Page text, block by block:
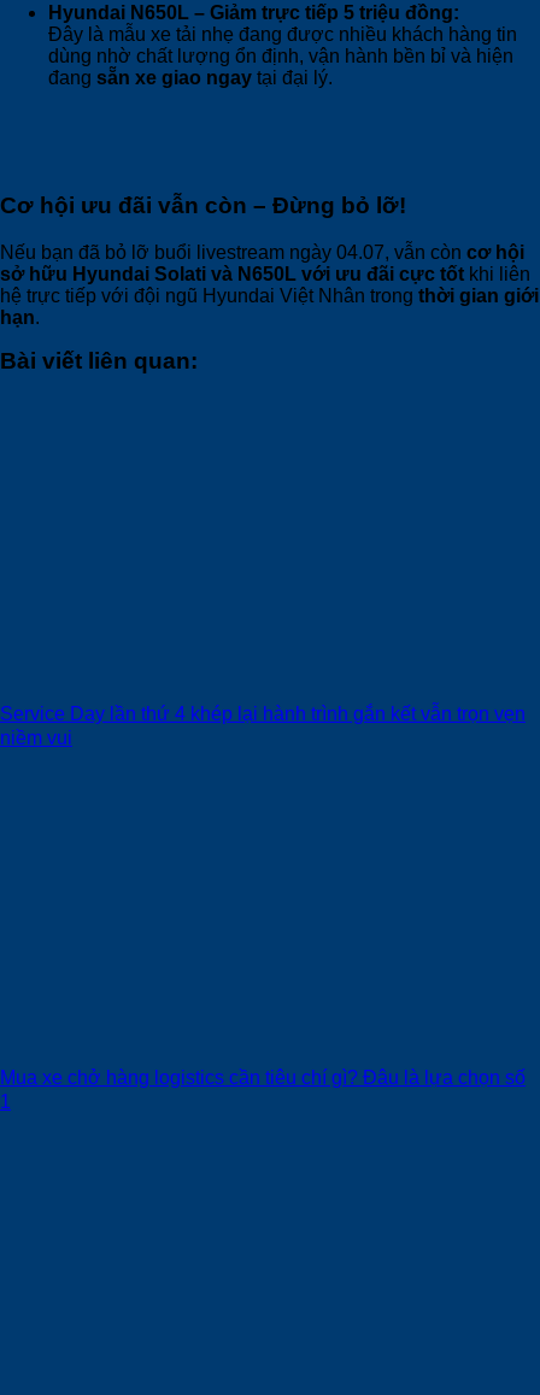
Hyundai N650L – Giảm trực tiếp 5 triệu đồng:
Đây là mẫu xe tải nhẹ đang được nhiều khách hàng tin
dùng nhờ chất lượng ổn định, vận hành bền bỉ và hiện
đang sẵn xe giao ngay tại đại lý.
Cơ hội ưu đãi vẫn còn – Đừng bỏ lỡ!
Nếu bạn đã bỏ lỡ buổi livestream ngày 04.07, vẫn còn cơ hội
sở hữu Hyundai Solati và N650L với ưu đãi cực tốt khi liên
hệ trực tiếp với đội ngũ Hyundai Việt Nhân trong thời gian giới
hạn.
Bài viết liên quan:
Service Day lần thứ 4 khép lại hành trình gắn kết vẫn trọn vẹn
niềm vui
Mua xe chở hàng logistics cần tiêu chí gì? Đâu là lựa chọn số
1